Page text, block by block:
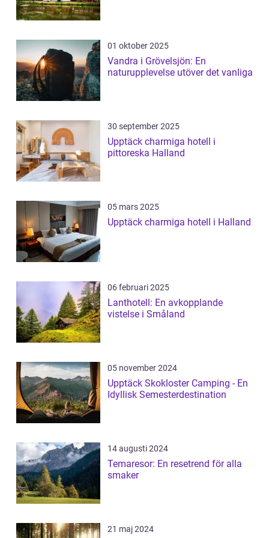
01 oktober 2025
Vandra i Grövelsjön: En
naturupplevelse utöver det vanliga
30 september 2025
Upptäck charmiga hotell i
pittoreska Halland
05 mars 2025
Upptäck charmiga hotell i Halland
06 februari 2025
Lanthotell: En avkopplande
vistelse i Småland
05 november 2024
Upptäck Skokloster Camping - En
Idyllisk Semesterdestination
14 augusti 2024
Temaresor: En resetrend för alla
smaker
21 maj 2024